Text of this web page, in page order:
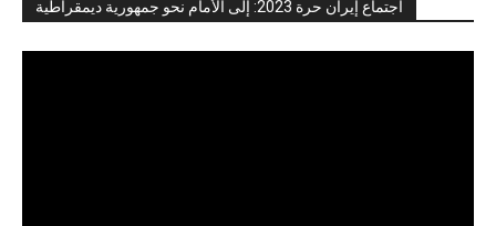
اجتماع إيران حرة 2023: إلى الأمام نحو جمهورية ديمقراطية